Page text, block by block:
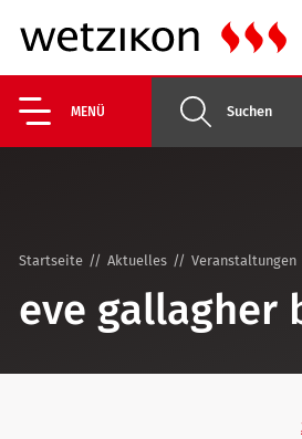
MENÜ Suchen
Startseite Aktuelles Veranstaltungen
eve gallagher